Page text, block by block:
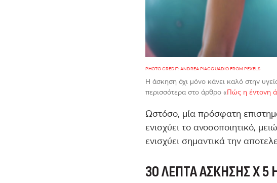
PHOTO CREDIT: ANDREA PIACQUADIO FROM PEXELS
Η άσκηση όχι μόνο κάνει καλό στην
περισσότερα στο άρθρο «Πώς η έντονη
Ωστόσο, μία πρόσφατη
ενισχύει το ανοσοποιητικό,
ενισχύει σημαντικά την
30 ΛΕΠΤΆ ΆΣΚΗΣΗΣX5